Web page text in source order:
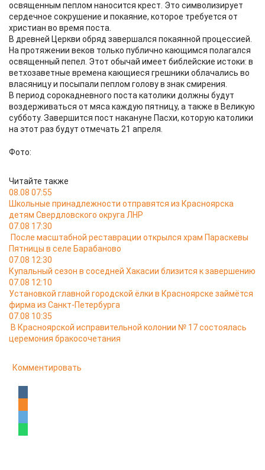
освященным пеплом наносится крест. Это символизирует
сердечное сокрушение и покаяние, которое требуется от
христиан во время поста.
В древней Церкви обряд завершался покаянной процессией.
На протяжении веков только публично кающимся полагался
освященный пепел. Этот обычай имеет библейские истоки: в
ветхозаветные времена кающиеся грешники облачались во
власяницу и посыпали пеплом голову в знак смирения.
В период сорокадневного поста католики должны будут
воздерживаться от мяса каждую пятницу, а также в Великую
субботу. Завершится пост накануне Пасхи, которую католики
на этот раз будут отмечать 21 апреля.
Фото:
Читайте также
08.08 07:55
Школьные принадлежности отправятся из Красноярска
детям Свердловского округа ЛНР
07.08 17:30
После масштабной реставрации открылся храм Параскевы
Пятницы в селе Барабаново
07.08 12:30
Купальный сезон в соседней Хакасии близится к завершению
07.08 12:10
Установкой главной городской ёлки в Красноярске займётся
фирма из Санкт-Петербурга
07.08 10:35
В Красноярской исправительной колонии № 17 состоялась
церемония бракосочетания
Комментировать